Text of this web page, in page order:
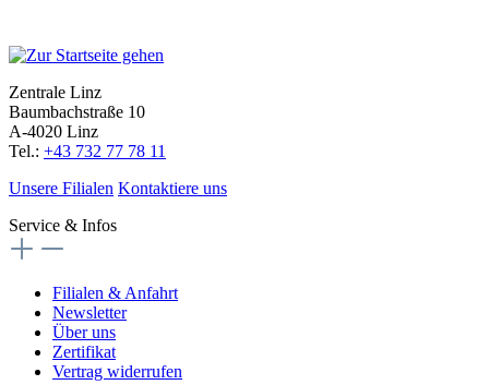
Zentrale Linz
Baumbachstraße 10
A-4020 Linz
Tel.: +43 732 77 78 11
Unsere Filialen Kontaktiere uns
Service & Infos
Filialen & Anfahrt
Newsletter
Über uns
Zertifikat
Vertrag widerrufen